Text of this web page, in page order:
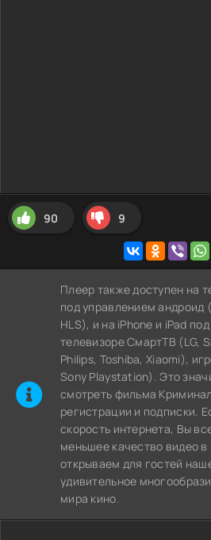
90 9
Плеер также доступен на
под управлением андроид
HLS), и на iPhone и iPad
телевизоре СмартТВ (LG,
Philips, Toshiba, Xiaomi),
Sony Playstation). Это
cмотреть фильма
регистрации и подписки.
скорость интернета, Вы
меньшее качество видео
открываем для гостей
удивительное
мира кино.